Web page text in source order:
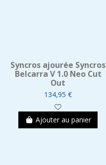
Syncros ajourée Syncros
Belcarra V 1.0 Neo Cut
Out
134,95 €
Ajouter au panier